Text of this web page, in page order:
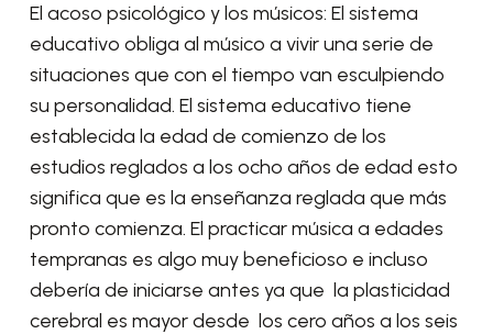
El acoso psicológico y los músicos: El sistema
educativo obliga al músico a vivir una serie de
situaciones que con el tiempo van esculpiendo
su personalidad. El sistema educativo tiene
establecida la edad de comienzo de los
estudios reglados a los ocho años de edad esto
significa que es la enseñanza reglada que más
pronto comienza. El practicar música a edades
tempranas es algo muy beneficioso e incluso
debería de iniciarse antes ya que la plasticidad
cerebral es mayor desde los cero años a los seis